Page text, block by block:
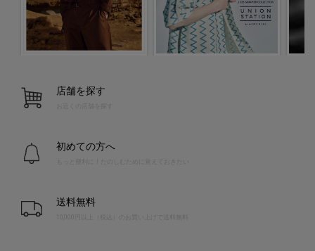
店舗を探す
お近くの店舗を探す
初めての方へ
送料無料
10,000円以上（税込）のお買い上げで送料無料